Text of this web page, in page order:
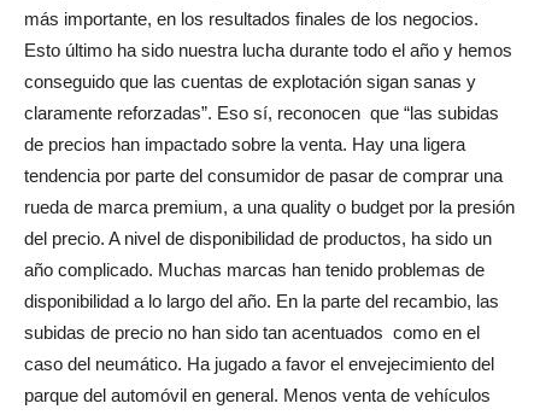
más importante, en los resultados finales de los negocios.
Esto último ha sido nuestra lucha durante todo el año y hemos
conseguido que las cuentas de explotación sigan sanas y
claramente reforzadas”. Eso sí, reconocen que “las subidas
de precios han impactado sobre la venta. Hay una ligera
tendencia por parte del consumidor de pasar de comprar una
rueda de marca premium, a una quality o budget por la presión
del precio. A nivel de disponibilidad de productos, ha sido un
año complicado. Muchas marcas han tenido problemas de
disponibilidad a lo largo del año. En la parte del recambio, las
subidas de precio no han sido tan acentuados como en el
caso del neumático. Ha jugado a favor el envejecimiento del
parque del automóvil en general. Menos venta de vehículos